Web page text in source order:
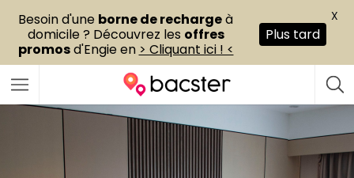
Besoin d'une borne de rechargeà
domicile ? Découvrez les offres
promosd'Engie en > Cliquant ici ! <
Plus tard
X